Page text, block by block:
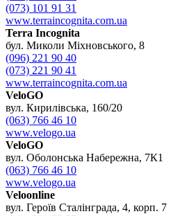
(073) 101 91 31
www.terraincognita.com.ua
Terra Incognita
бул. Миколи Міхновського, 8
(096) 221 90 40
(073) 221 90 41
www.terraincognita.com.ua
VeloGO
вул. Кирилівська, 160/20
(063) 766 46 10
www.velogo.ua
VeloGO
вул. Оболонська Набережна, 7К1
(063) 766 46 10
www.velogo.ua
Veloonline
вул. Героїв Сталінграда, 4, корп. 7